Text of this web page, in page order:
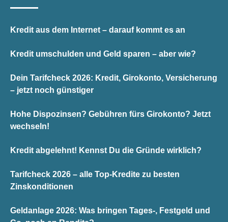
Kredit aus dem Internet – darauf kommt es an
Kredit umschulden und Geld sparen – aber wie?
Dein Tarifcheck 2026: Kredit, Girokonto, Versicherung
– jetzt noch günstiger
Hohe Dispozinsen? Gebühren fürs Girokonto? Jetzt
wechseln!
Kredit abgelehnt! Kennst Du die Gründe wirklich?
Tarifcheck 2026 – alle Top-Kredite zu besten
Zinskonditionen
Geldanlage 2026: Was bringen Tages-, Festgeld und